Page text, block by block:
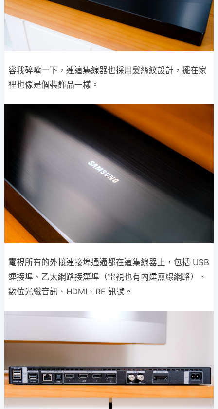
容我碎嘴一下，連這集線器也採用髮絲紋設計，擺在家
裡也像是個裝飾品一樣。
電視所有的外接連接埠通通都在這集線器上，包括 USB
連接埠、乙太網路接連埠（電視也有內建無線網路）、
數位光纖音訊、HDMI、RF 訊號。